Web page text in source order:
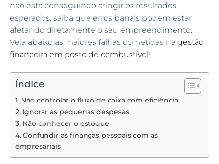
não está conseguindo atingir os resultados
esperados, saiba que erros banais podem estar
afetando diretamente o seu empreendimento.
Veja abaixo as maiores falhas cometidas na gestão
financeira em posto de combustível!
Índice
1. Não controlar o fluxo de caixa com eficiência
2. Ignorar as pequenas despesas
3. Não conhecer o estoque
4. Confundir as finanças pessoais com as
empresariais